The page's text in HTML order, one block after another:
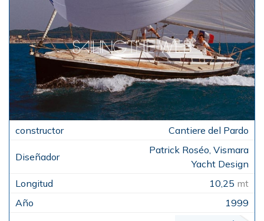
Cantiere del Pardo
Patrick Roséo, Vismara
Yacht Design
10,25 mt
1999